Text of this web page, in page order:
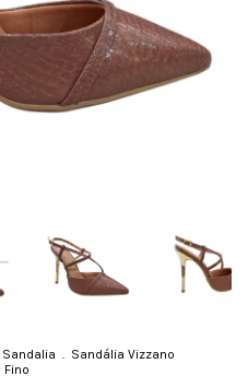
Sandalia . Sandália Vizzano
Fino